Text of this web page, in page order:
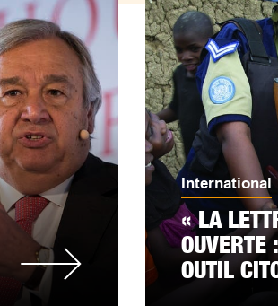
International
« LA
OUVERTE
OUTIL